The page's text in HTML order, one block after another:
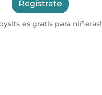
Regístrate
es gratis para niñeras!